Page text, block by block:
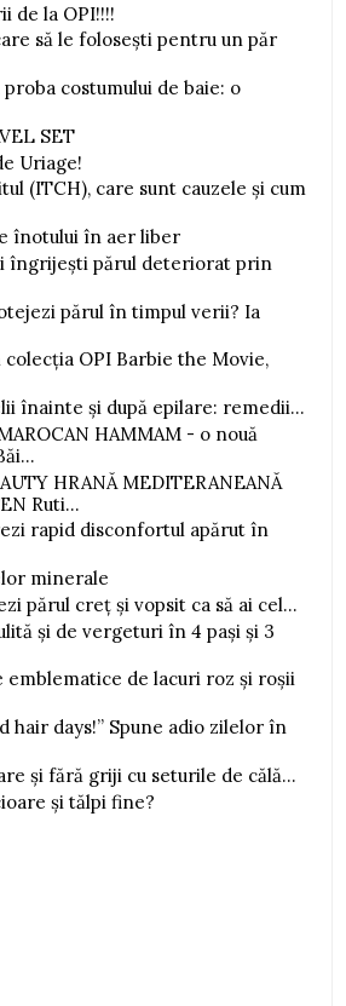
de la OPI!!!!
să le folosești pentru un păr
proba costumului de baie: o
SET
Uriage!
(ITCH), care sunt cauzele și cum
înotului în aer liber
îngrijești părul deteriorat prin
părul în timpul verii? Ia
colecția OPI Barbie the Movie,
înainte și după epilare: remedii...
HAMMAM - o nouă
HRANĂ MEDITERANEANĂ
Ruti...
rapid disconfortul apărut în
minerale
părul creț și vopsit ca să ai cel...
și de vergeturi în 4 pași și 3
emblematice de lacuri roz și roșii
hair days!” Spune adio zilelor în
și fără griji cu seturile de călă...
și tălpi fine?